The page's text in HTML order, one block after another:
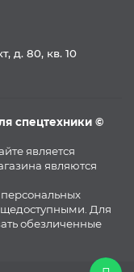
д. 80, кв. 10
спецтехники ©
является
являются
Для
обезличенные